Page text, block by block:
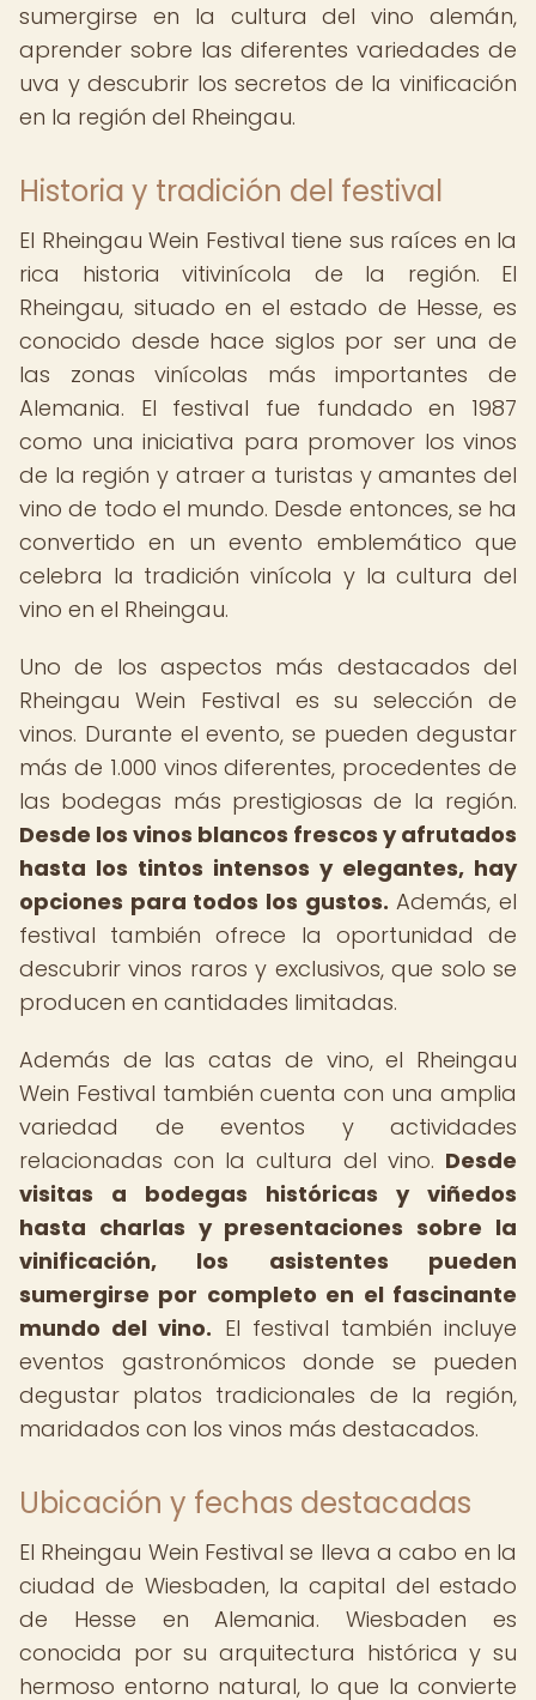
sumergirse en la cultura del vino alemán,
aprender sobre las diferentes variedades de
uva y descubrir los secretos de la vinificación
en la región del Rheingau.
Historia y tradición del festival
El Rheingau Wein Festival tiene sus raíces en la
rica historia vitivinícola de la región. El
Rheingau, situado en el estado de Hesse, es
conocido desde hace siglos por ser una de
las zonas vinícolas más importantes de
Alemania. El festival fue fundado en 1987
como una iniciativa para promover los vinos
de la región y atraer a turistas y amantes del
vino de todo el mundo. Desde entonces, se ha
convertido en un evento emblemático que
celebra la tradición vinícola y la cultura del
vino en el Rheingau.
Uno de los aspectos más destacados del
Rheingau Wein Festival es su selección de
vinos. Durante el evento, se pueden degustar
más de 1.000 vinos diferentes, procedentes de
las bodegas más prestigiosas de la región.
Desde los vinos blancos frescos y afrutados
hasta los tintos intensos y elegantes, hay
opciones para todos los gustos. Además, el
festival también ofrece la oportunidad de
descubrir vinos raros y exclusivos, que solo se
producen en cantidades limitadas.
Además de las catas de vino, el Rheingau
Wein Festival también cuenta con una amplia
variedad de eventos y actividades
relacionadas con la cultura del vino. Desde
visitas a bodegas históricas y viñedos
hasta charlas y presentaciones sobre la
vinificación, los asistentes pueden
sumergirse por completo en el fascinante
mundo del vino. El festival también incluye
eventos gastronómicos donde se pueden
degustar platos tradicionales de la región,
maridados con los vinos más destacados.
Ubicación y fechas destacadas
El Rheingau Wein Festival se lleva a cabo en la
ciudad de Wiesbaden, la capital del estado
de Hesse en Alemania. Wiesbaden es
conocida por su arquitectura histórica y su
hermoso entorno natural, lo que la convierte